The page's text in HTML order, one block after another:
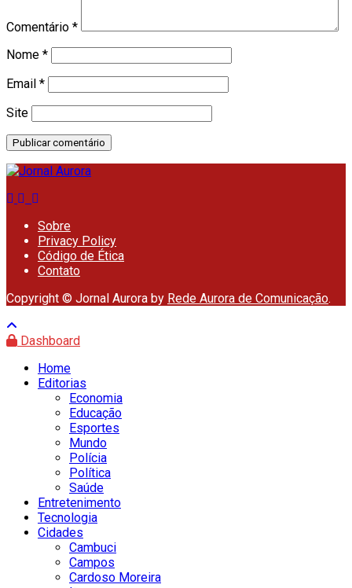
Comentário *
Nome *
Email *
Site
Sobre
Privacy Policy
Código de Ética
Contato
Copyright © Jornal Aurora by Rede Aurora de Comunicação.
Dashboard
Home
Editorias
Economia
Educação
Esportes
Mundo
Polícia
Política
Saúde
Entretenimento
Tecnologia
Cidades
Cambuci
Campos
Cardoso Moreira